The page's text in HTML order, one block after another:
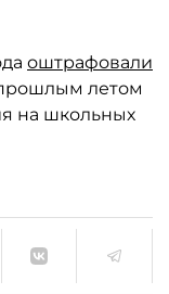
оштрафовали
летом
на школьных